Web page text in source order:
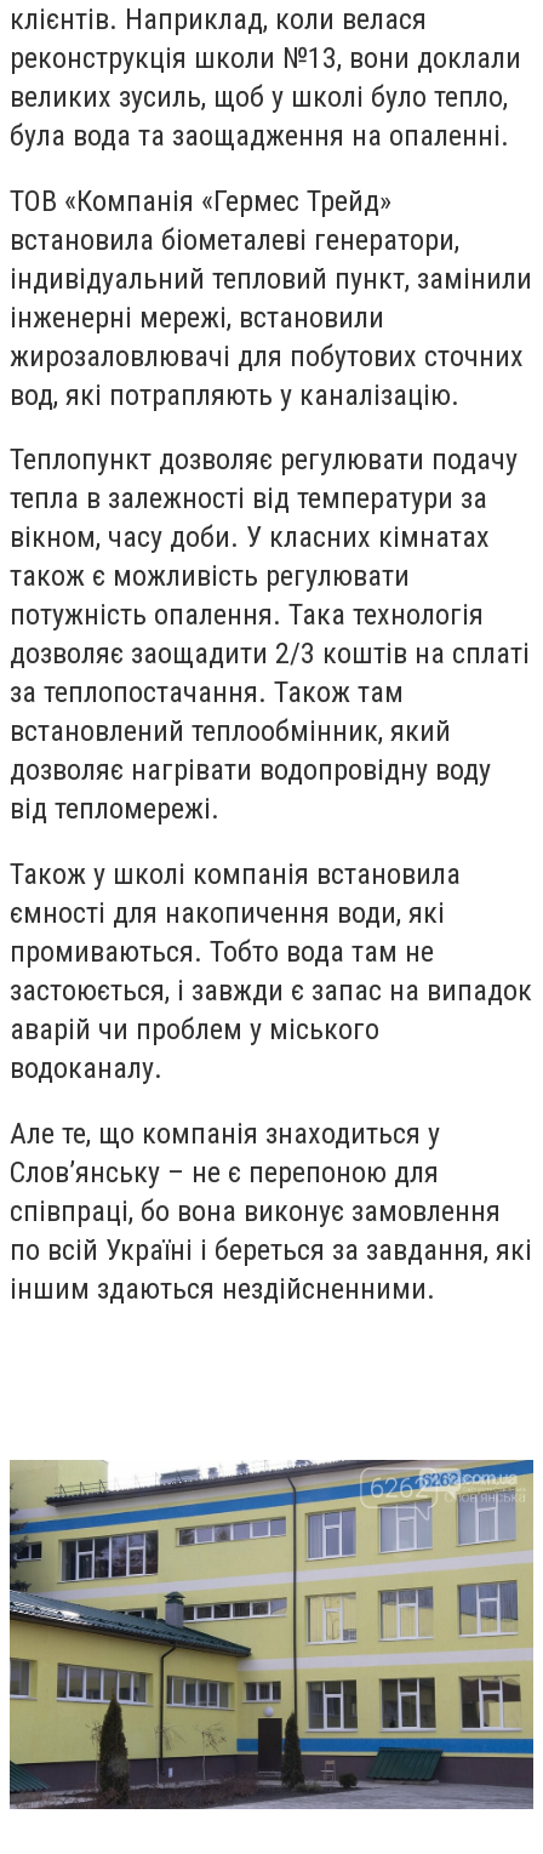
клієнтів. Наприклад, коли велася
реконструкція школи №13, вони доклали
великих зусиль, щоб у школі було тепло,
була вода та заощадження на опаленні.
ТОВ «Компанія «Гермес Трейд»
встановила біометалеві генератори,
індивідуальний тепловий пункт, замінили
інженерні мережі, встановили
жирозаловлювачі для побутових сточних
вод, які потрапляють у каналізацію.
Теплопункт дозволяє регулювати подачу
тепла в залежності від температури за
вікном, часу доби. У класних кімнатах
також є можливість регулювати
потужність опалення. Така технологія
дозволяє заощадити 2/3 коштів на сплаті
за теплопостачання. Також там
встановлений теплообмінник, який
дозволяє нагрівати водопровідну воду
від тепломережі.
Також у школі компанія встановила
ємності для накопичення води, які
промиваються. Тобто вода там не
застоюється, і завжди є запас на випадок
аварій чи проблем у міського
водоканалу.
Але те, що компанія знаходиться у
Слов’янську – не є перепоною для
співпраці, бо вона виконує замовлення
по всій Україні і береться за завдання, які
іншим здаються нездійсненними.